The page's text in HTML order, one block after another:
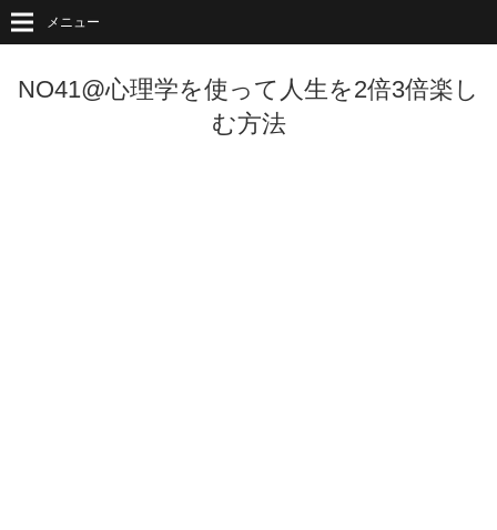
NO41@心理学を使って人生を2倍3倍楽し
む方法
メニュー